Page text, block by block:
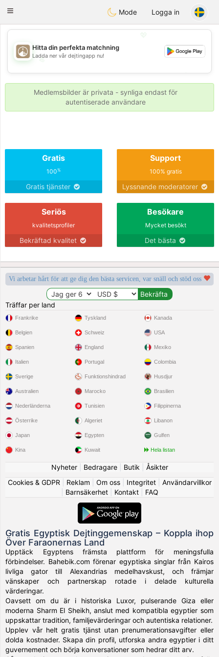
ahebik
Toggle
Mode Logga in
💖
💕
💕
Hitta din perfekta matchning
Ladda ner vår dejtingapp nu!
Medlemsbilder är privata - synliga endast för
autentiserade användare
Gratis
100%
Gratis tjänster
Support
100% gratis
Lyssnande moderatorer
Seriös
kvalitetsprofiler
Bekräftad kvalitet
Besökare
Mycket besökt
Det bästa
Vi arbetar hårt för att ge dig den bästa servicen, var snäll och stöd oss
Träffar per land
Frankrike
Belgien
Spanien
Italien
Sverige
Tyskland
Schweiz
England
Portugal
Funktionshindrad
Kanada
USA
Mexiko
Colombia
Husdjur
Australien
Nederländerna
Österrike
Japan
Kina
Marocko
Tunisien
Algeriet
Egypten
Kuwait
Brasilien
Filippinerna
Libanon
Gulfen
Hela listan
Nyheter| Bedragare| Butik
Åsikter
Cookies & GDPR
Reklam Om oss| Integritet| Användarvillkor
Barnsäkerhet| Kontakt| FAQ
Gratis Egyptisk Dejtinggemenskap – Koppla ihop
Över Faraonernas Land
Upptäck Egyptens främsta plattform för meningsfulla
förbindelser. Bahebik.com förenar egyptiska singlar från Kairos
livliga gator till Alexandrias medelhavskust, och främjar
vänskaper och partnerskap rotade i delade kulturella
värderingar.
Oavsett om du är i historiska Luxor, pulserande Giza eller
moderna Sharm El Sheikh, anslut med kompatibla egyptier som
uppskattar tradition, familjevärderingar och autentiska relationer.
Upplev vår helt gratis tjänst utan prenumerationsavgifter eller
dolda kostnader. Skapa din profil, utforska andra egyptier i ditt
guvernement och börja konversationer som hedrar ditt arv.